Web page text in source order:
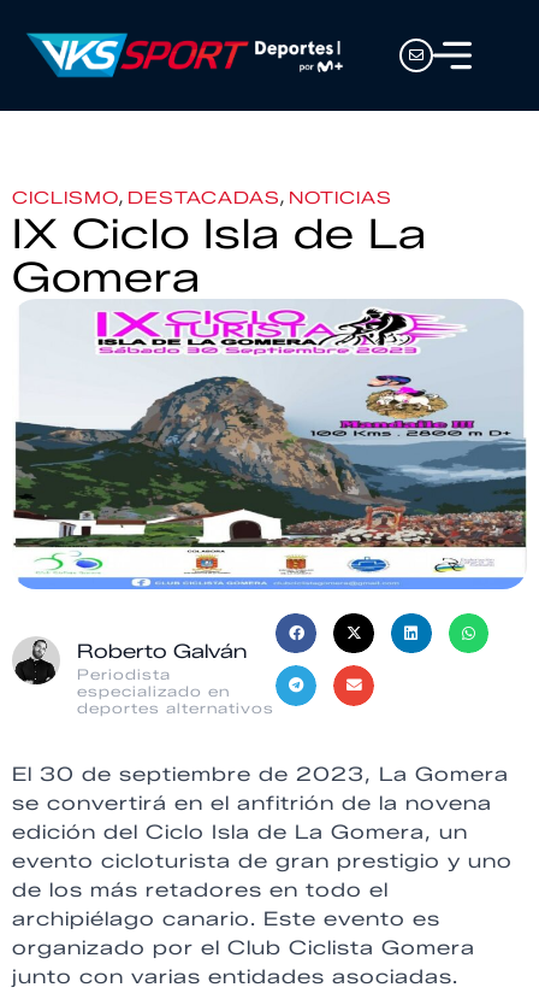
CICLISMO, DESTACADAS, NOTICIAS
IX Ciclo Isla de La
Gomera
Roberto Galván
Periodista
especializado en
deportes alternativos
El 30 de septiembre de 2023, La Gomera
se convertirá en el anfitrión de la novena
edición del Ciclo Isla de La Gomera, un
evento cicloturista de gran prestigio y uno
de los más retadores en todo el
archipiélago canario. Este evento es
organizado por el Club Ciclista Gomera
junto con varias entidades asociadas.